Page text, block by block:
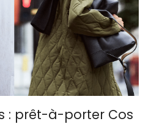
: prêt-à-porter Cos